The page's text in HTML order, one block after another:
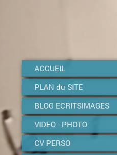
ACCUEIL
PLAN du SITE
BLOG ECRITSIMAGES
VIDEO - PHOTO
CV PERSO